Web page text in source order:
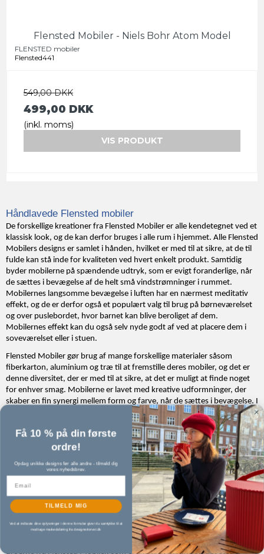
Flensted Mobiler - Niels Bohr Atom Model
FLENSTED mobiler
Flensted441
549,00 DKK
499,00 DKK
(inkl. moms)
VIS PRODUKT
Håndlavede Flensted mobiler
De forskellige kreationer fra Flensted Mobiler er alle kendetegnet ved et
klassisk look, og de kan derfor bruges i alle rum i hjemmet. Alle Flensted
Mobilers designs er samlet i hånden, hvilket er med til at sikre, at de til
fulde kan stå inde for kvaliteten ved hvert enkelt produkt. Samtidig
byder mobilerne på spændende udtryk, som er evigt foranderlige, når
de sættes i bevægelse af de helt små vindstrømninger i rummet.
Mobilernes langsomme bevægelse i luften har en nærmest meditativ
effekt, og de er derfor også et populært valg til brug på børneværelset
og over puslebordet, hvor barnet kan blive beroliget af dem.
Mobilernes effekt kan du også selv nyde godt af ved at placere dem i
soveværelset eller i stuen.
Flensted Mobiler gør brug af mange forskellige materialer såsom
fiberkarton, aluminium og træ til at fremstille deres mobiler, og det er
denne diversitet, der er med til at sikre, at det er muligt at finde noget
for enhver smag. Mobilerne er lavet med kreative udformninger, der
skaber en fin synergi mellem form og farve, når de sættes i bevægelse. I
gamle dage var der en vis overtro forbundet med mobilerne, som blev
anvendt som en slags skytsengle, der efter sigende beskyttede mod
ondskab. I dag er de i højere grad et populært valg for den ro og glæde,
de spreder omkring sig.
Giv nyt liv til rummet med uroer fra Flensted Mobiler
Flensted Mobiler står bag en perlerække af forskellige uroer med
forskellig form, farver og størrelse, og med dem kan du sætte dit eget
personlige præg på indretningen. Flensted Mobiler har også kreeret en
række fine mobiler med julemotiver, som hurtigt vil få julestemningen
til at sprede sig i hjemmet, når december måned melder sin ankomst.
Trænger du til lidt fornyelse i dit hjem, så kan det nemt klares med
uroerne fra Flensted Mobiler, som er lige til at hænge op det sted i
Få 10 % på din første
ordre!
Opdag unikke designs før alle andre - tilmeld dig
vores nyhedsbrev.
TILMELD MIG
Ved at indtaste dine oplysninger i denne formular giver du samtykke til at
modtage markedsføring fra designertorvet.dk